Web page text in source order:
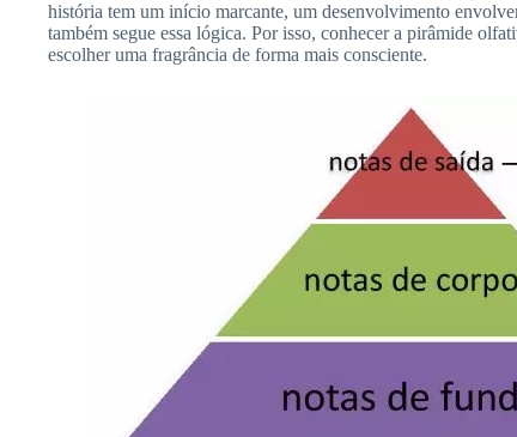
história tem um início marcante, um desenvolvimento
também segue essa lógica. Por isso, conhecer a pirâmide
escolher uma fragrância de forma mais consciente.